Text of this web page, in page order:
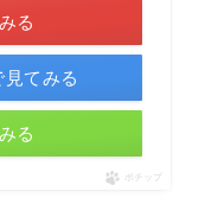
る
てみる
る
ポチップ